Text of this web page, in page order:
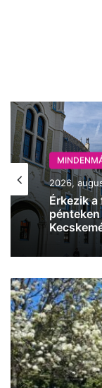
2026,
Érkezik a
pénteken
2026,
Enyhül a
Vasárnap
tökéletes
időjárás
lesz
kirándulásokhoz
Kecskeméten